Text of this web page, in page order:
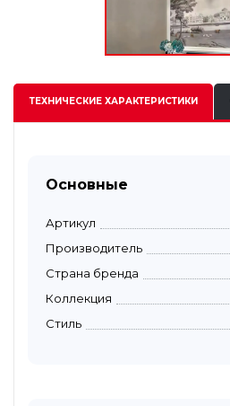
ТЕХНИЧЕСКИЕХАРАКТЕРИСТИКИ
Основные
Артикул
Производитель
Страна бренда
Коллекция
Стиль